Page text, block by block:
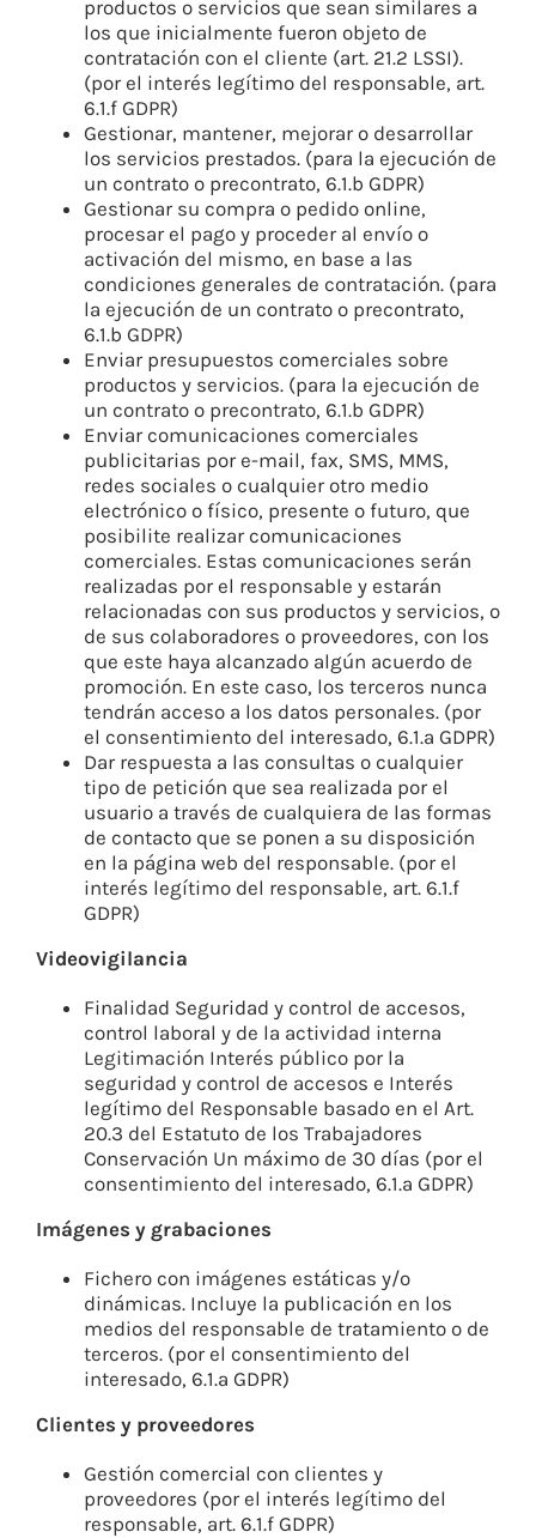
productos o servicios que sean similares a
los que inicialmente fueron objeto de
contratación con el cliente (art. 21.2 LSSI).
(por el interés legítimo del responsable, art.
6.1.f GDPR)
Gestionar, mantener, mejorar o desarrollar
los servicios prestados. (para la ejecución de
un contrato o precontrato, 6.1.b GDPR)
Gestionar su compra o pedido online,
procesar el pago y proceder al envío o
activación del mismo, en base a las
condiciones generales de contratación. (para
la ejecución de un contrato o precontrato,
6.1.b GDPR)
Enviar presupuestos comerciales sobre
productos y servicios. (para la ejecución de
un contrato o precontrato, 6.1.b GDPR)
Enviar comunicaciones comerciales
publicitarias por e-mail, fax, SMS, MMS,
redes sociales o cualquier otro medio
electrónico o físico, presente o futuro, que
posibilite realizar comunicaciones
comerciales. Estas comunicaciones serán
realizadas por el responsable y estarán
relacionadas con sus productos y servicios, o
de sus colaboradores o proveedores, con los
que este haya alcanzado algún acuerdo de
promoción. En este caso, los terceros nunca
tendrán acceso a los datos personales. (por
el consentimiento del interesado, 6.1.a GDPR)
Dar respuesta a las consultas o cualquier
tipo de petición que sea realizada por el
usuario a través de cualquiera de las formas
de contacto que se ponen a su disposición
en la página web del responsable. (por el
interés legítimo del responsable, art. 6.1.f
GDPR)
Videovigilancia
Finalidad Seguridad y control de accesos,
control laboral y de la actividad interna
Legitimación Interés público por la
seguridad y control de accesos e Interés
legítimo del Responsable basado en el Art.
20.3 del Estatuto de los Trabajadores
Conservación Un máximo de 30 días (por el
consentimiento del interesado, 6.1.a GDPR)
Imágenes y grabaciones
Fichero con imágenes estáticas y/o
dinámicas. Incluye la publicación en los
medios del responsable de tratamiento o de
terceros. (por el consentimiento del
interesado, 6.1.a GDPR)
Clientes y proveedores
Gestión comercial con clientes y
proveedores (por el interés legítimo del
responsable, art. 6.1.f GDPR)